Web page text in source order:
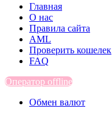
Главная
О нас
Правила сайта
AML
Проверить кошелек
FAQ
Оператор offline
Обмен валют